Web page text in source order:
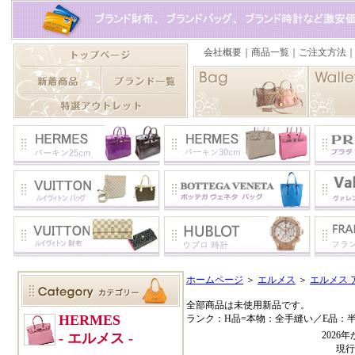
ホームページ ＞ エルメス ＞ エルメス
全部商品は未使用新品です。
ランク：H品=本物：全手縫い／E品：
2026年
現